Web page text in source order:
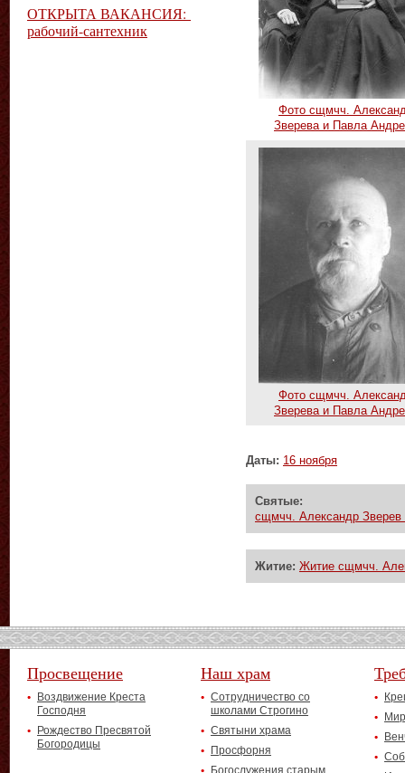
Фото сщмчч.
Зверева и Павла
Фото сщмчч.
Зверева и Павла
Даты: 16 ноября
Святые:
сщмчч. Александр
Житие: Житие сщмчч.
ОТКРЫТА ВАКАНСИЯ:
рабочий-сантехник
Просвещение
Воздвижение Креста
Господня
Рождество Пресвятой
Богородицы
Наш храм
Сотрудничество со
школами Строгино
Святыни храма
Просфорня
Богослужения старым